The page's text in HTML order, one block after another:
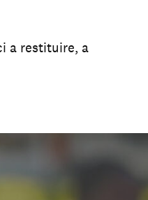
a restituire, a